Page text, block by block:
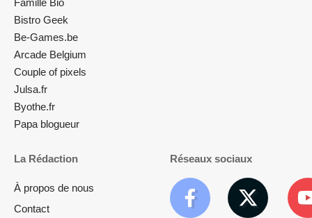
Famille Bio
Bistro Geek
Be-Games.be
Arcade Belgium
Couple of pixels
Julsa.fr
Byothe.fr
Papa blogueur
La Rédaction
À propos de nous
Contact
Réseaux sociaux